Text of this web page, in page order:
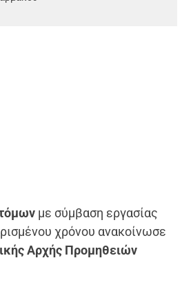
με σύμβαση εργασίας
χρόνου ανακοίνωσε
Αρχής Προμηθειών